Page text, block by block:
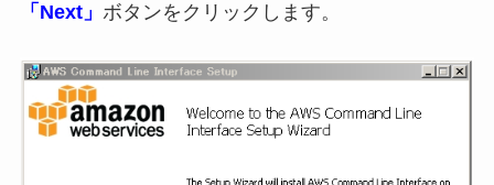
「Next」 ボタンをクリックします。